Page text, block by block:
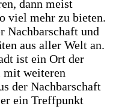
dann meist
viel mehr zu bieten.
Nachbarschaft und
aus aller Welt an.
ist ein Ort der
mit weiteren
der Nachbarschaft
ein Treffpunkt